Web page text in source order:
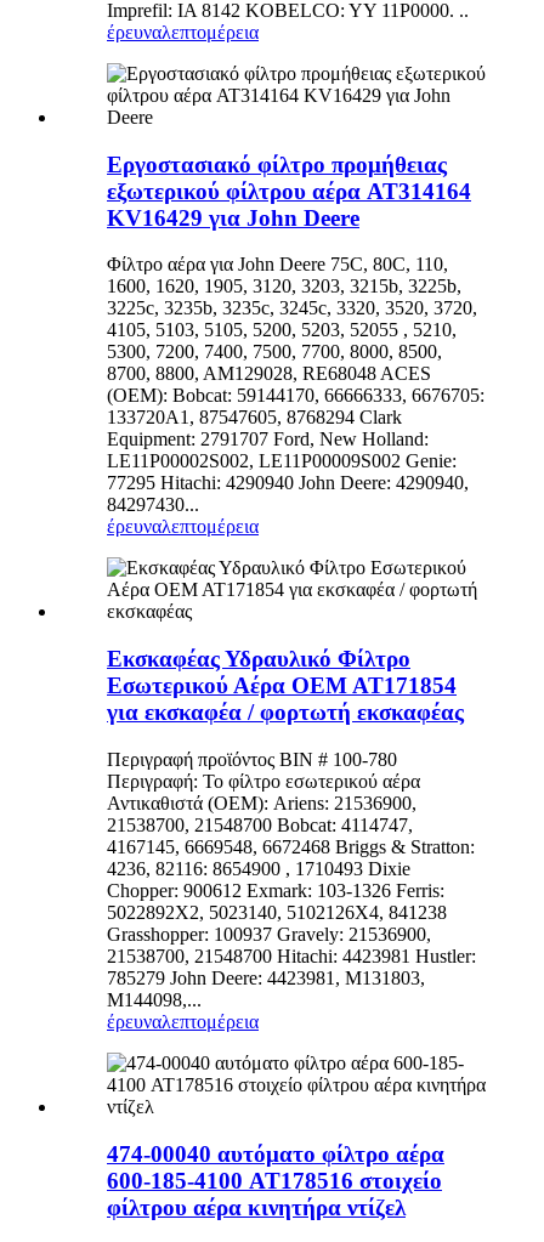
Imprefil: IA 8142 KOBELCO: YY 11P0000. ..
έρευναλεπτομέρεια
Εργοστασιακό φίλτρο προμήθειας
εξωτερικού φίλτρου αέρα AT314164
KV16429 για John Deere
Φίλτρο αέρα για John Deere 75C, 80C, 110,
1600, 1620, 1905, 3120, 3203, 3215b, 3225b,
3225c, 3235b, 3235c, 3245c, 3320, 3520, 3720,
4105, 5103, 5105, 5200, 5203, 52055 , 5210,
5300, 7200, 7400, 7500, 7700, 8000, 8500,
8700, 8800, AM129028, RE68048 ACES
(OEM): Bobcat: 59144170, 66666333, 6676705:
133720A1, 87547605, 8768294 Clark
Equipment: 2791707 Ford, New Holland:
LE11P00002S002, LE11P00009S002 Genie:
77295 Hitachi: 4290940 John Deere: 4290940,
84297430...
έρευναλεπτομέρεια
Εκσκαφέας Υδραυλικό Φίλτρο
Εσωτερικού Αέρα OEM AT171854
για εκσκαφέα / φορτωτή εκσκαφέας
Περιγραφή προϊόντος BIN # 100-780
Περιγραφή: Το φίλτρο εσωτερικού αέρα
Αντικαθιστά (OEM): Ariens: 21536900,
21538700, 21548700 Bobcat: 4114747,
4167145, 6669548, 6672468 Briggs & Stratton:
4236, 82116: 8654900 , 1710493 Dixie
Chopper: 900612 Exmark: 103-1326 Ferris:
5022892X2, 5023140, 5102126X4, 841238
Grasshopper: 100937 Gravely: 21536900,
21538700, 21548700 Hitachi: 4423981 Hustler:
785279 John Deere: 4423981, M131803,
M144098,...
έρευναλεπτομέρεια
474-00040 αυτόματο φίλτρο αέρα
600-185-4100 AT178516 στοιχείο
φίλτρου αέρα κινητήρα ντίζελ